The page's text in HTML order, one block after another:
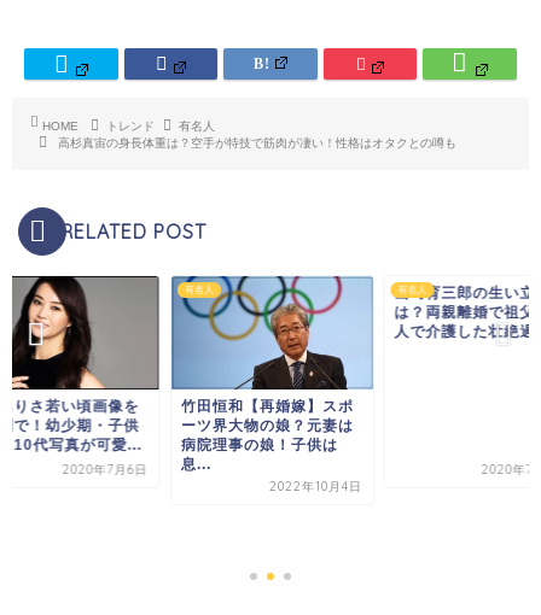
HOME トレンド
有名人
高杉真宙の身長体重は？空手が特技で筋肉が凄い！性格はオタクとの噂も
RELATED POST
りさ若い頃画像を
で！幼少期・子供
10代写真が可愛...
2020年7月6日
有名人
竹田恒和【再婚嫁】スポ
ーツ界大物の娘？元妻は
病院理事の娘！子供は
息...
2022年10月4日
有名人
山崎育三郎の生い立
は？両親離婚で祖父
人で介護した壮絶過
2020年7